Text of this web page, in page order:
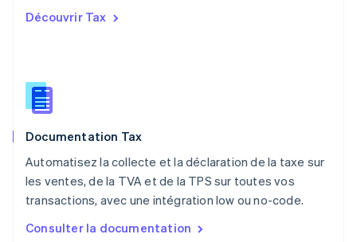
Découvrir Tax
Documentation Tax
Automatisez la collecte et la déclaration de la taxe sur
les ventes, de la TVA et de la TPS sur toutes vos
transactions, avec une intégration low ou no-code.
Consulter la documentation
Portugal
République tchèque
English
English
Royaume-Uni
Singapour
English简体中文
English